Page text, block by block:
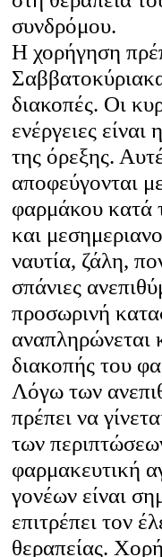
συνδρόμου.
Η χορήγηση
διακοπές. Οι
ενέργειες
της όρεξης.
αποφεύγονται
φαρμάκου κατά
και
ναυτία, ζάλη,
σπάνιες
προσωρινή
αναπληρώνεται
διακοπής του
Λόγω των
πρέπει να
των
φαρμακευτική
γονέων είναι
επιτρέπει τον
θεραπείας.